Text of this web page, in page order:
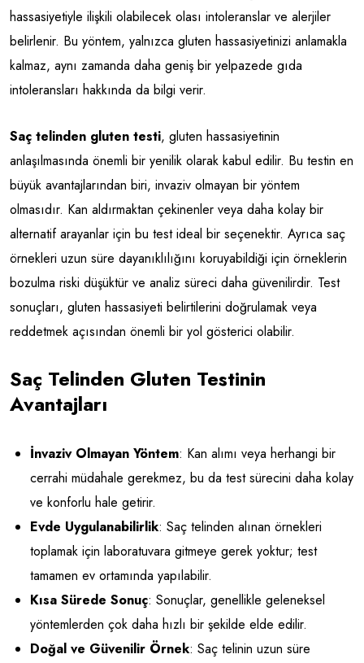
hassasiyetiyle ilişkili olabilecek olası intoleranslar ve alerjiler
belirlenir. Bu yöntem, yalnızca gluten hassasiyetinizi anlamakla
kalmaz, aynı zamanda daha geniş bir yelpazede gıda
intoleransları hakkında da bilgi verir.
Saç telinden gluten testi, gluten hassasiyetinin
anlaşılmasında önemli bir yenilik olarak kabul edilir. Bu testin en
büyük avantajlarından biri, invaziv olmayan bir yöntem
olmasıdır. Kan aldırmaktan çekinenler veya daha kolay bir
alternatif arayanlar için bu test ideal bir seçenektir. Ayrıca saç
örnekleri uzun süre dayanıklılığını koruyabildiği için örneklerin
bozulma riski düşüktür ve analiz süreci daha güvenilirdir. Test
sonuçları, gluten hassasiyeti belirtilerini doğrulamak veya
reddetmek açısından önemli bir yol gösterici olabilir.
Saç Telinden Gluten Testinin
Avantajları
İnvaziv Olmayan Yöntem: Kan alımı veya herhangi bir
cerrahi müdahale gerekmez, bu da test sürecini daha kolay
ve konforlu hale getirir.
Evde Uygulanabilirlik: Saç telinden alınan örnekleri
toplamak için laboratuvara gitmeye gerek yoktur; test
tamamen ev ortamında yapılabilir.
Kısa Sürede Sonuç: Sonuçlar, genellikle geleneksel
yöntemlerden çok daha hızlı bir şekilde elde edilir.
Doğal ve Güvenilir Örnek: Saç telinin uzun süre